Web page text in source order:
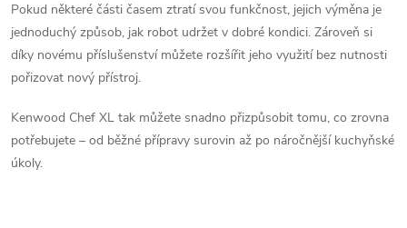
u
Pokud některé části časem ztratí svou funkčnost, jejich výměna je
jednoduchý způsob, jak robot udržet v dobré kondici. Zároveň si
díky novému příslušenství můžete rozšířit jeho využití bez nutnosti
pořizovat nový přístroj.
Kenwood Chef XL tak můžete snadno přizpůsobit tomu, co zrovna
potřebujete – od běžné přípravy surovin až po náročnější kuchyňské
úkoly.